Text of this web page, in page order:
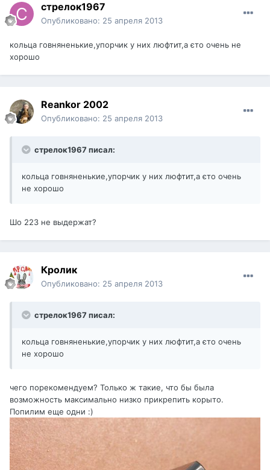
стрелок1967
Опубликовано: 25 апреля 2013
кольца говняненькие,упорчик у них люфтит,а єто очень не
хорошо
Reankor 2002
Опубликовано: 25 апреля 2013
стрелок1967 писал:
кольца говняненькие,упорчик у них люфтит,а єто очень
не хорошо
Шо 223 не выдержат?
Кролик
Опубликовано: 25 апреля 2013
стрелок1967 писал:
кольца говняненькие,упорчик у них люфтит,а єто очень
не хорошо
чего порекомендуем? Только ж такие, что бы была
возможность максимально низко прикрепить корыто.
Попилим еще одни :)